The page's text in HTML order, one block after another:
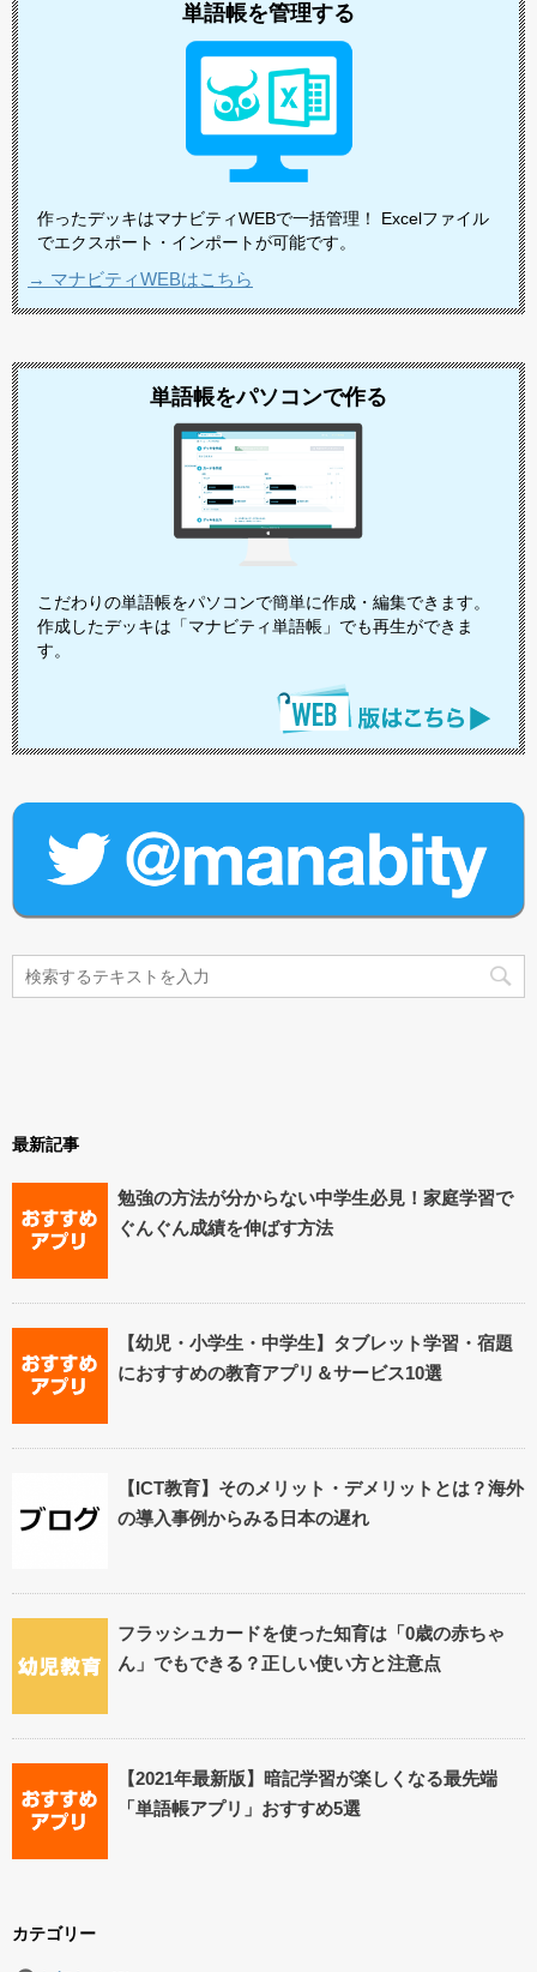
単語帳を管理する
作ったデッキはマナビティWEBで一括管理！ Excelファイル
でエクスポート・インポートが可能です。
→ マナビティWEBはこちら
単語帳をパソコンで作る
こだわりの単語帳をパソコンで簡単に作成・編集できます。
作成したデッキは「マナビティ単語帳」でも再生ができま
す。
最新記事
勉強の方法が分からない中学生必見！家庭学習で
ぐんぐん成績を伸ばす方法
【幼児・小学生・中学生】タブレット学習・宿題
におすすめの教育アプリ＆サービス10選
【ICT教育】そのメリット・デメリットとは？海外
の導入事例からみる日本の遅れ
フラッシュカードを使った知育は「0歳の赤ちゃ
ん」でもできる？正しい使い方と注意点
【2021年最新版】暗記学習が楽しくなる最先端
「単語帳アプリ」おすすめ5選
カテゴリー